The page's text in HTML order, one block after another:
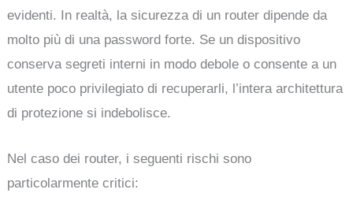
evidenti. In realtà, la sicurezza di un router dipende da
molto più di una password forte. Se un dispositivo
conserva segreti interni in modo debole o consente a un
utente poco privilegiato di recuperarli, l’intera architettura
di protezione si indebolisce.
Nel caso dei router, i seguenti rischi sono
particolarmente critici: